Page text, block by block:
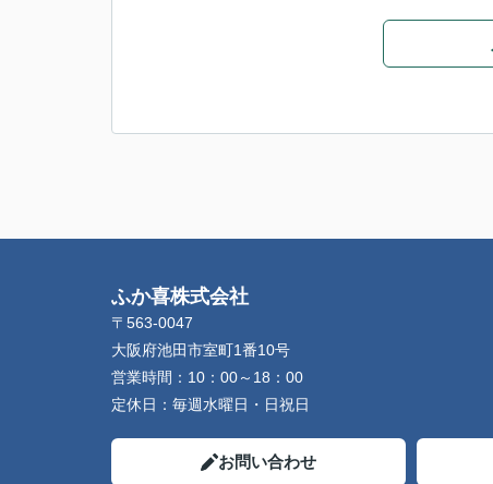
ふか喜株式会社
〒563-0047
大阪府池田市室町1番10号
営業時間： 10：00～18：00
定休日： 毎週水曜日・日祝日
お問い合わせ